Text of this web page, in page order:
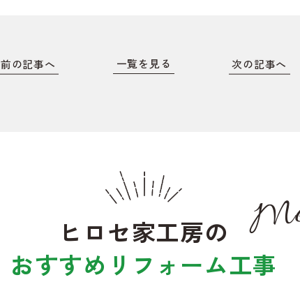
前の記事へ 一覧を見る 次の記事へ
ヒロセ家工房の
おすすめリフォーム工事